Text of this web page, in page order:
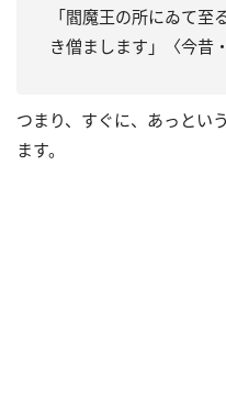
「閻魔王の所にゐて
き僧まします」〈今昔
つまり、すぐに、あっとい
ます。